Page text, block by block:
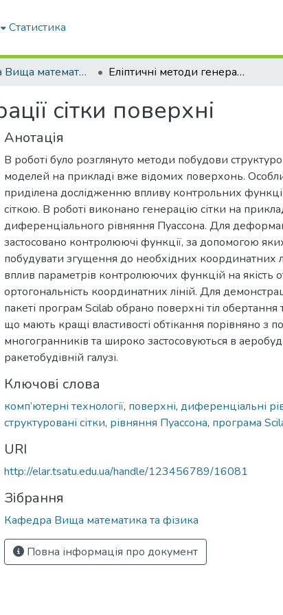
Статистика
Кафедра Вища математика та фізика Еліптичні методи генерації сітки поверхні
сітки поверхні
Анотація
В роботі було розглянуто методи побудови
моделей на прикладі вже відомих поверхонь.
приділена дослідженню впливу контрольних
сіткою. В роботі виконано генерацію сітки на
диференціального рівняння Пуассона. Для
застосовано контролюючі функції, за допомогою
побудувати згущення до необхідних координатних
вплив параметрів контролюючих функцій на якість
ортогональність координатних ліній. Для
пакеті програм Scilab обрано поверхні тіл обертання
що мають кращі властивості обтікання порівняно з
многогранників та широко застосовуються в
ракетобудівній галузі.
Ключові слова
комп’ютерні технології, поверхні, диференціальні
структуровані сітки, рівняння Пуассона, програма
URI
http://elar.tsatu.edu.ua/handle/123456789/16081
Зібрання
Кафедра Вища математика та фізика
Повна інформація про документ